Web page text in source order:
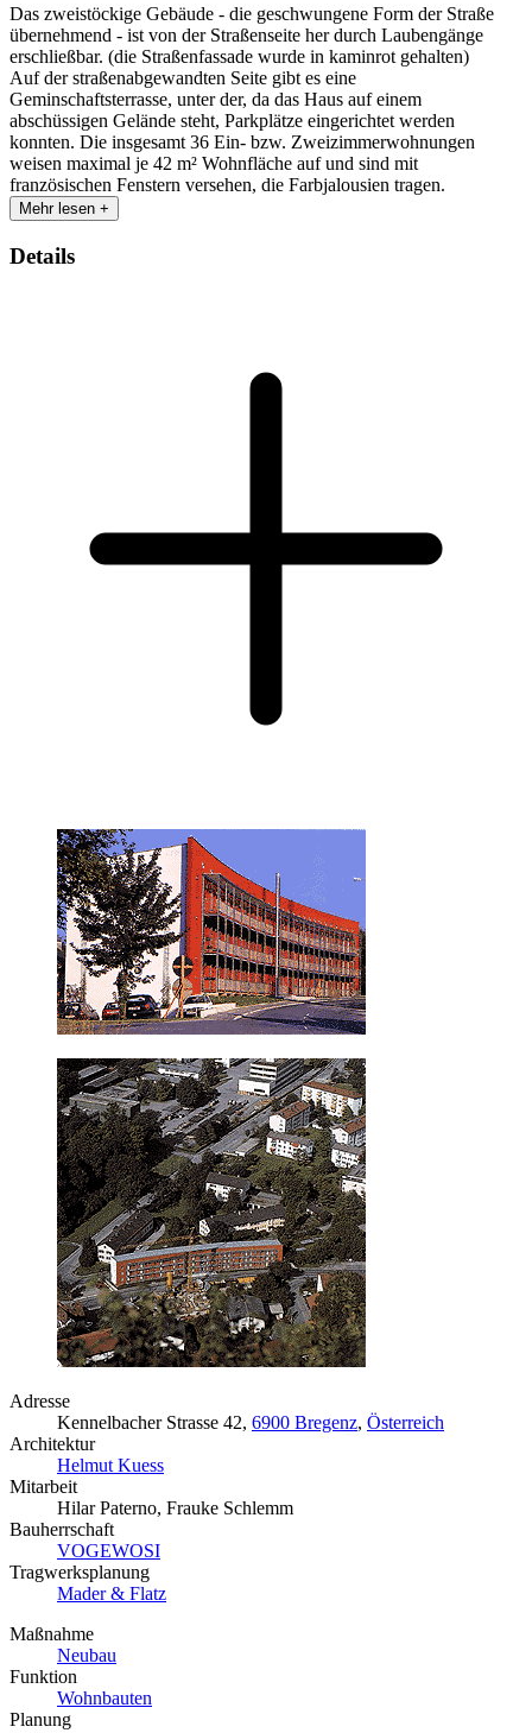
Das zweistöckige Gebäude - die geschwungene Form der Straße
übernehmend - ist von der Straßenseite her durch Laubengänge
erschließbar. (die Straßenfassade wurde in kaminrot gehalten)
Auf der straßenabgewandten Seite gibt es eine
Geminschaftsterrasse, unter der, da das Haus auf einem
abschüssigen Gelände steht, Parkplätze eingerichtet werden
konnten. Die insgesamt 36 Ein- bzw. Zweizimmerwohnungen
weisen maximal je 42 m² Wohnfläche auf und sind mit
französischen Fenstern versehen, die Farbjalousien tragen.
Mehr lesen +
Details
Adresse
Kennelbacher Strasse 42, 6900 Bregenz, Österreich
Architektur
Helmut Kuess
Mitarbeit
Hilar Paterno, Frauke Schlemm
Bauherrschaft
VOGEWOSI
Tragwerksplanung
Mader & Flatz
Maßnahme
Neubau
Funktion
Wohnbauten
Planung